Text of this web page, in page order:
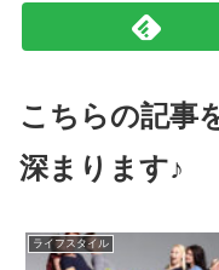
こちらの記事
深まります♪
ライフスタイル